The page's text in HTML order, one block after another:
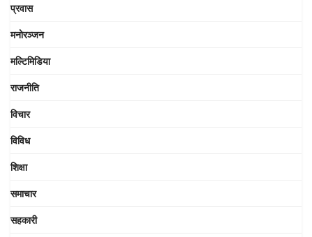
प्रवास
मनोरञ्जन
मल्टिमिडिया
राजनीति
विचार
विविध
शिक्षा
समाचार
सहकारी